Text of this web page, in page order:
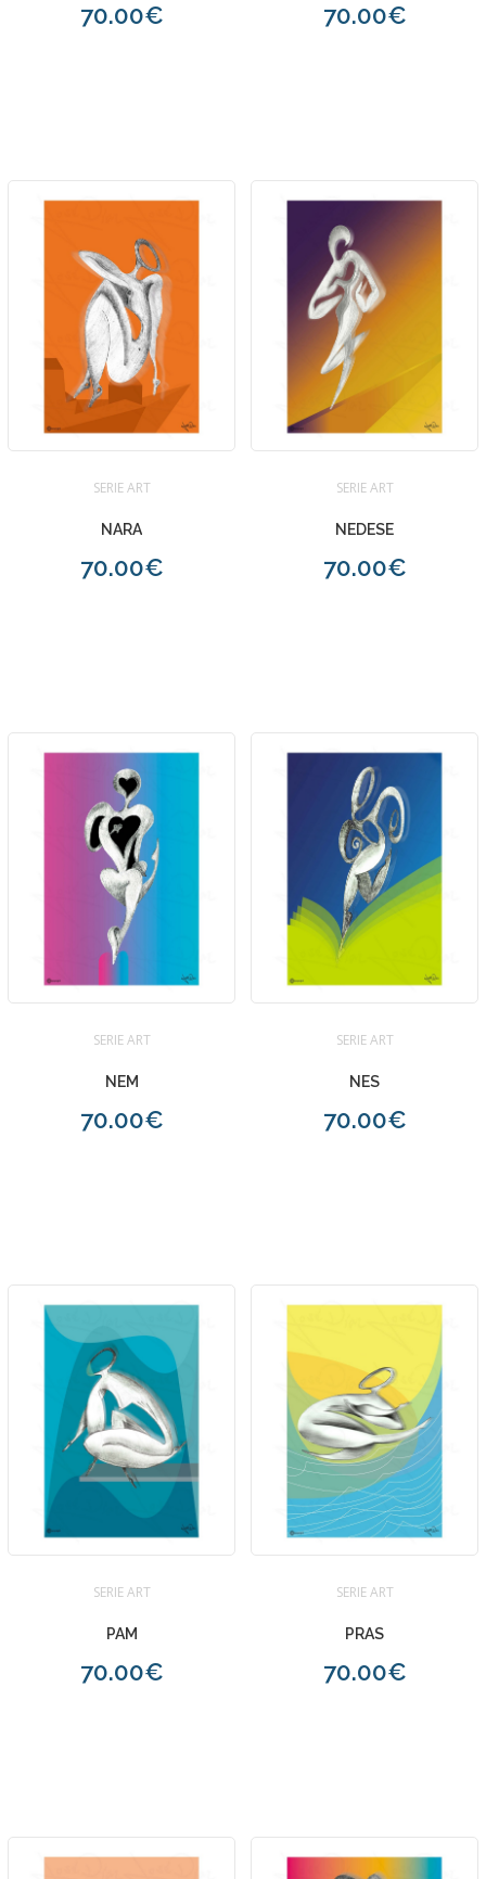
70.00€ 70.00€
SERIE ART
NARA
70.00€
SERIE ART
NEDESE
70.00€
SERIE ART
NEM
70.00€
SERIE ART
NES
70.00€
SERIE ART
PAM
70.00€
SERIE ART
PRAS
70.00€